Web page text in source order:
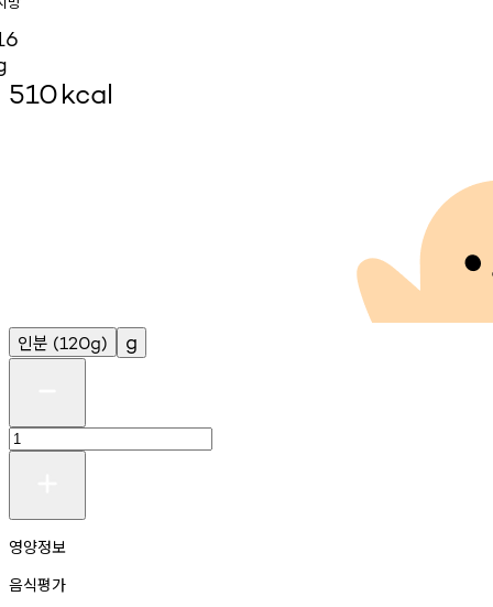
510kcal
인분 (120g) g
영양정보
음식평가